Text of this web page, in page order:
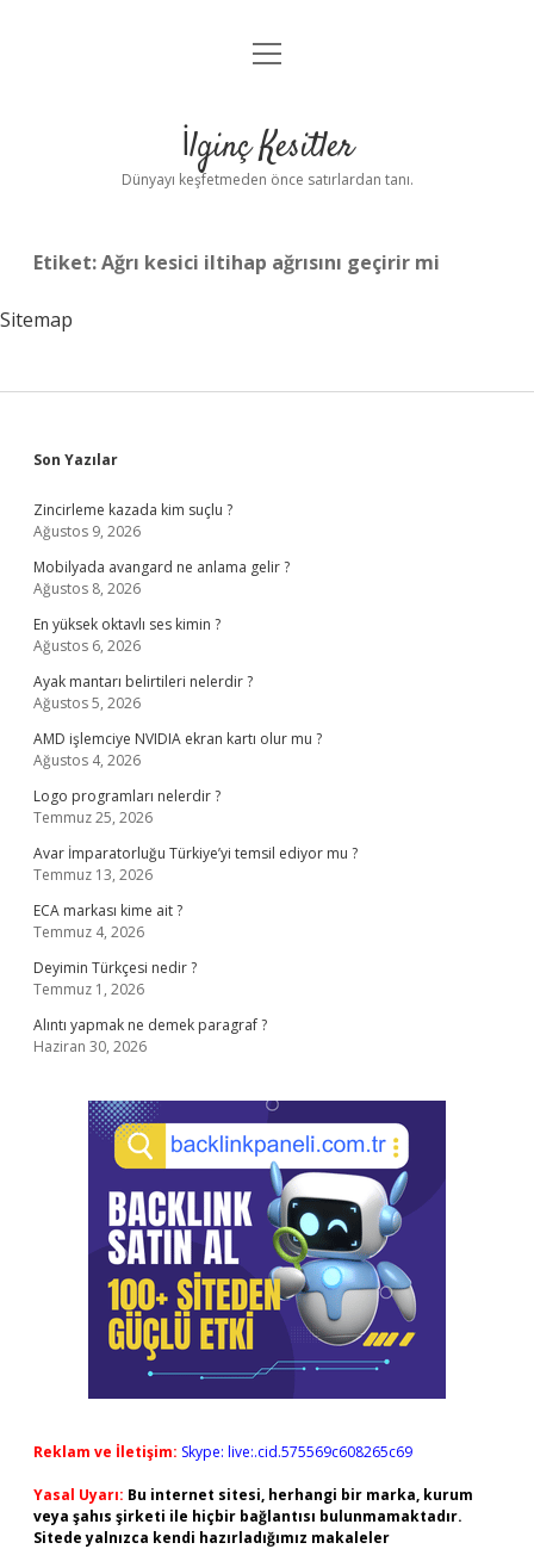
Anasayfa
Yasal Uyarı
menüyü
İlginç Kesitler
Dünyayı keşfetmeden önce satırlardan tanı.
Etiket:Ağrı kesici iltihap ağrısını geçirir mi
Sitemap
Sidebar
Son Yazılar
Zincirleme kazada kim suçlu ?
Ağustos 9, 2026
Mobilyada avangard ne anlama gelir ?
Ağustos 8, 2026
En yüksek oktavlı ses kimin ?
Ağustos 6, 2026
Ayak mantarı belirtileri nelerdir ?
Ağustos 5, 2026
AMD işlemciye NVIDIA ekran kartı olur mu ?
Ağustos 4, 2026
Logo programları nelerdir ?
Temmuz 25, 2026
Avar İmparatorluğu Türkiye’yi temsil ediyor mu ?
Temmuz 13, 2026
ECA markası kime ait ?
Temmuz 4, 2026
Deyimin Türkçesi nedir ?
Temmuz 1, 2026
Alıntı yapmak ne demek paragraf ?
Haziran 30, 2026
Reklam ve İletişim: Skype: live:.cid.575569c608265c69
Yasal Uyarı: Bu internet sitesi, herhangi bir marka, kurum
veya şahıs şirketi ile hiçbir bağlantısı bulunmamaktadır.
Sitede yalnızca kendi hazırladığımız makaleler